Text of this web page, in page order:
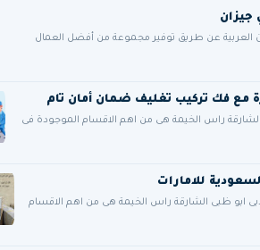
والبلدان العربية عن طريق توفير مجموعة من أفضل العمال
راس الخيمة هى من اهم الاقسام الموجودة فى
ابو ظبى الشارقة راس الخيمة هى من اهم الاقسام